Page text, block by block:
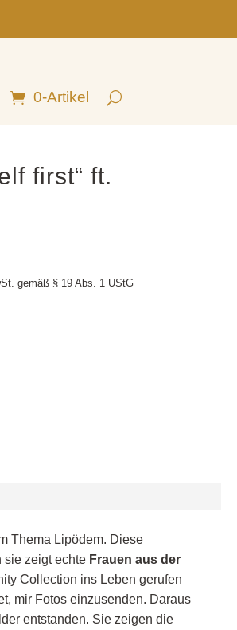
0-Artikel
first“ ft.
gemäß § 19 Abs. 1 UStG
Thema Lipödem. Diese
sie zeigt echte Frauen aus der
Collection ins Leben gerufen
mir Fotos einzusenden. Daraus
entstanden. Sie zeigen die